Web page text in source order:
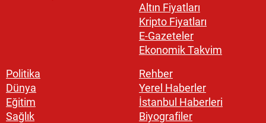
Altın Fiyatları
Kripto Fiyatları
E-Gazeteler
Ekonomik Takvim
Politika
Dünya
Eğitim
Sağlık
Rehber
Yerel Haberler
İstanbul Haberleri
Biyografiler